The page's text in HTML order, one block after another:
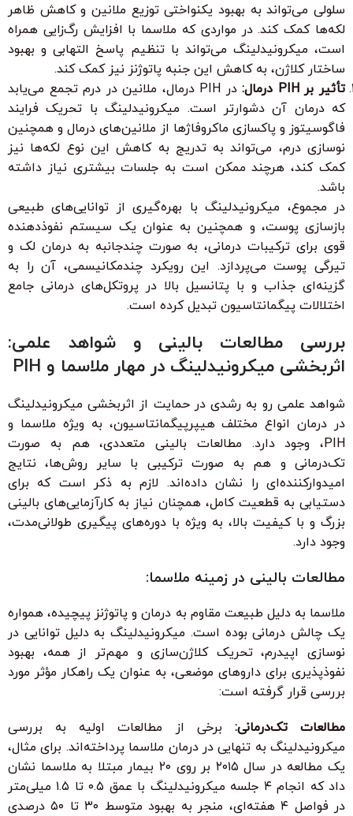
سلولی می‌تواند به بهبود یکنواختی توزیع ملانین و کاهش ظاهر
لکه‌ها کمک کند. در مواردی که ملاسما با افزایش رگ‌زایی همراه
است، میکرونیدلینگ می‌تواند با تنظیم پاسخ التهابی و بهبود
ساختار کلاژن، به کاهش این جنبه پاتوژنز نیز کمک کند.
تأثیر بر PIH درمال:
در PIH درمال، ملانین در درم تجمع می‌یابد
که درمان آن دشوارتر است. میکرونیدلینگ با تحریک فرایند
فاگوسیتوز و پاکسازی ماکروفاژها از ملانین‌های درمال و همچنین
نوسازی درم، می‌تواند به تدریج به کاهش این نوع لکه‌ها نیز
کمک کند، هرچند ممکن است به جلسات بیشتری نیاز داشته
باشد.
در مجموع، میکرونیدلینگ با بهره‌گیری از توانایی‌های طبیعی
بازسازی پوست، و همچنین به عنوان یک سیستم نفوذدهنده
قوی برای ترکیبات درمانی، به صورت چندجانبه به درمان لک و
تیرگی پوست می‌پردازد. این رویکرد چندمکانیسمی، آن را به
گزینه‌ای جذاب و با پتانسیل بالا در پروتکل‌های درمانی جامع
اختلالات پیگمانتاسیون تبدیل کرده است.
بررسی مطالعات بالینی و شواهد علمی:
اثربخشی میکرونیدلینگ در مهار ملاسما و PIH
شواهد علمی رو به رشدی در حمایت از اثربخشی میکرونیدلینگ
در درمان انواع مختلف هیپرپیگمانتاسیون، به ویژه ملاسما و
PIH، وجود دارد. مطالعات بالینی متعددی، هم به صورت
تک‌درمانی و هم به صورت ترکیبی با سایر روش‌ها، نتایج
امیدوارکننده‌ای را نشان داده‌اند. لازم به ذکر است که برای
دستیابی به قطعیت کامل، همچنان نیاز به کارآزمایی‌های بالینی
بزرگ و با کیفیت بالا، به ویژه با دوره‌های پیگیری طولانی‌مدت،
وجود دارد.
مطالعات بالینی در زمینه ملاسما:
ملاسما به دلیل طبیعت مقاوم به درمان و پاتوژنز پیچیده، همواره
یک چالش درمانی بوده است. میکرونیدلینگ به دلیل توانایی در
نوسازی اپیدرم، تحریک کلاژن‌سازی و مهم‌تر از همه، بهبود
نفوذپذیری برای داروهای موضعی، به عنوان یک راهکار مؤثر مورد
بررسی قرار گرفته است:
مطالعات تک‌درمانی: برخی از مطالعات اولیه به بررسی
میکرونیدلینگ به تنهایی در درمان ملاسما پرداخته‌اند. برای مثال،
یک مطالعه در سال ۲۰۱۵ بر روی ۲۰ بیمار مبتلا به ملاسما نشان
داد که انجام ۴ جلسه میکرونیدلینگ با عمق ۰.۵ تا ۱.۵ میلی‌متر
در فواصل ۴ هفته‌ای، منجر به بهبود متوسط ۳۰ تا ۵۰ درصدی